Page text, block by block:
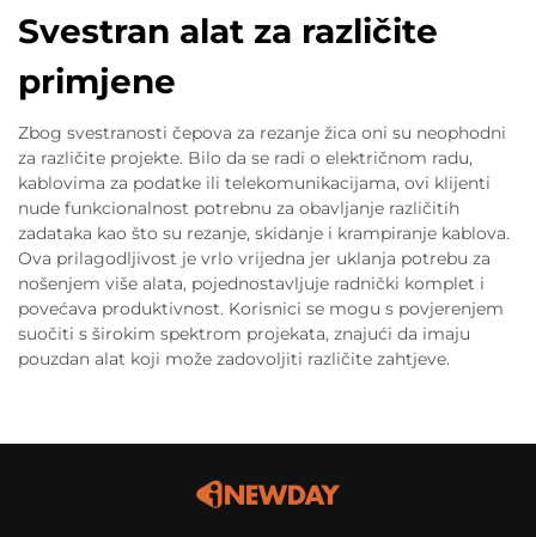
Svestran alat za različite
primjene
Zbog svestranosti čepova za rezanje žica oni su neophodni
za različite projekte. Bilo da se radi o električnom radu,
kablovima za podatke ili telekomunikacijama, ovi klijenti
nude funkcionalnost potrebnu za obavljanje različitih
zadataka kao što su rezanje, skidanje i krampiranje kablova.
Ova prilagodljivost je vrlo vrijedna jer uklanja potrebu za
nošenjem više alata, pojednostavljuje radnički komplet i
povećava produktivnost. Korisnici se mogu s povjerenjem
suočiti s širokim spektrom projekata, znajući da imaju
pouzdan alat koji može zadovoljiti različite zahtjeve.